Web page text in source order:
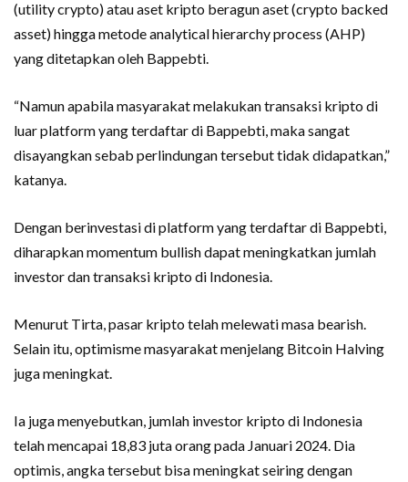
(utility crypto) atau aset kripto beragun aset (crypto backed
asset) hingga metode analytical hierarchy process (AHP)
yang ditetapkan oleh Bappebti.
“Namun apabila masyarakat melakukan transaksi kripto di
luar platform yang terdaftar di Bappebti, maka sangat
disayangkan sebab perlindungan tersebut tidak didapatkan,”
katanya.
Dengan berinvestasi di platform yang terdaftar di Bappebti,
diharapkan momentum bullish dapat meningkatkan jumlah
investor dan transaksi kripto di Indonesia.
Menurut Tirta, pasar kripto telah melewati masa bearish.
Selain itu, optimisme masyarakat menjelang Bitcoin Halving
juga meningkat.
Ia juga menyebutkan, jumlah investor kripto di Indonesia
telah mencapai 18,83 juta orang pada Januari 2024. Dia
optimis, angka tersebut bisa meningkat seiring dengan